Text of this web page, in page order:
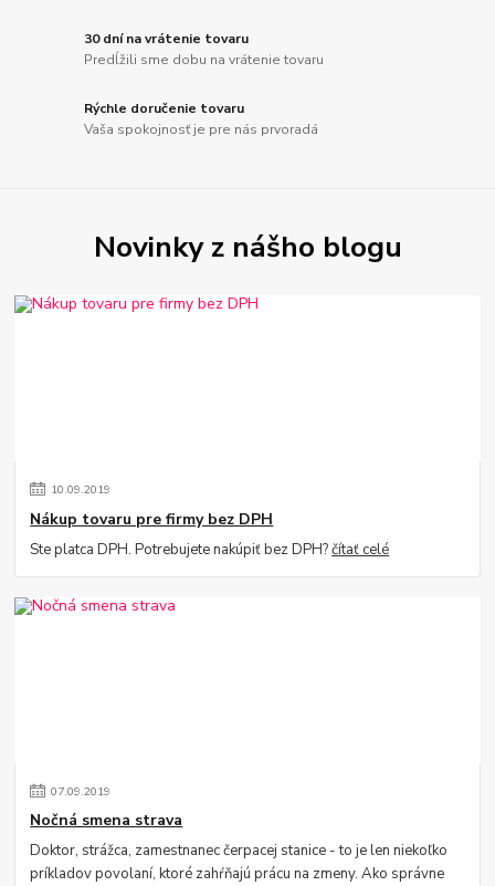
30 dní na vrátenie tovaru
Predĺžili sme dobu na vrátenie tovaru
Rýchle doručenie tovaru
Vaša spokojnosť je pre nás prvoradá
Novinky z nášho blogu
10.09.2019
Nákup tovaru pre firmy bez DPH
Ste platca DPH. Potrebujete nakúpiť bez DPH?čítať celé
07.09.2019
Nočná smena strava
Doktor, strážca, zamestnanec čerpacej stanice - to je len niekoľko
príkladov povolaní, ktoré zahŕňajú prácu na zmeny. Ako správne